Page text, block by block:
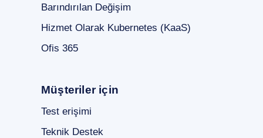
Barındırılan Değişim
Hizmet Olarak Kubernetes (KaaS)
Ofis 365
Müşteriler için
Test erişimi
Teknik Destek